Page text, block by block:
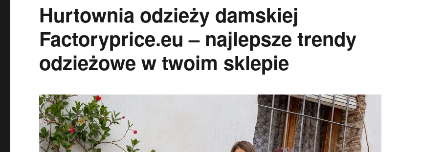
Hurtownia odzieży damskiej
Factoryprice.eu – najlepsze trendy
odzieżowe w twoim sklepie